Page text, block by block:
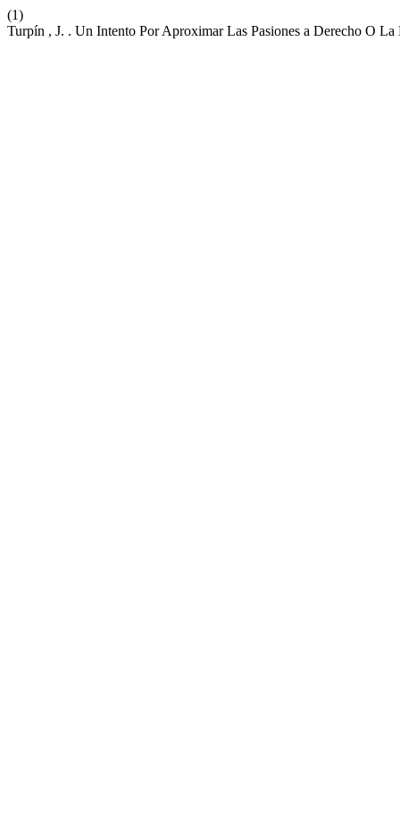
(1)
Turpín , J. . Un Intento Por Aproximar Las Pasiones a Derecho O